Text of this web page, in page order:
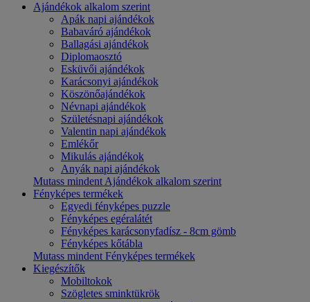
Ajándékok alkalom szerint
Apák napi ajándékok
Babaváró ajándékok
Ballagási ajándékok
Diplomaosztó
Esküvői ajándékok
Karácsonyi ajándékok
Köszönőajándékok
Névnapi ajándékok
Születésnapi ajándékok
Valentin napi ajándékok
Emlékőr
Mikulás ajándékok
Anyák napi ajándékok
Mutass mindent Ajándékok alkalom szerint
Fényképes termékek
Egyedi fényképes puzzle
Fényképes egéralátét
Fényképes karácsonyfadísz - 8cm gömb
Fényképes kőtábla
Mutass mindent Fényképes termékek
Kiegészítők
Mobiltokok
Szögletes sminktükrök